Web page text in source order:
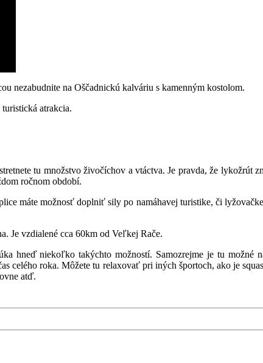
nezabudnite na Oščadnickú kalváriu s kamenným kostolom.
atrakcia.
tu množstvo živočíchov a vtáctva. Je pravda, že lykožrút
ročnom období.
máte možnosť doplniť sily po namáhavej turistike, či
Je vzdialené cca 60km od Veľkej Rače.
hneď niekoľko takýchto možností. Samozrejme je tu možné
celého roka. Môžete tu relaxovať pri iných športoch, ako je
atď.